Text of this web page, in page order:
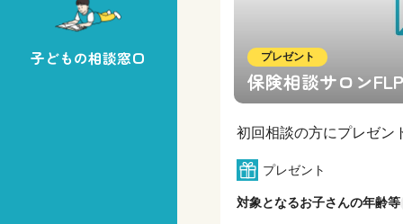
子どもの相談窓口 プレゼント
保険相談サロン
初回相談の方にプレゼン
プレゼント
対象となるお子さんの年齢等